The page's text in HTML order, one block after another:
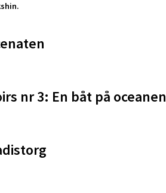
nr 3: En båt på oceanen